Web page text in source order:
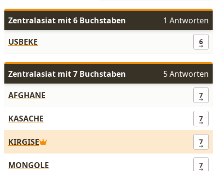
Zentralasiat mit 6 Buchstaben
1 Antworten
USBEKE
6
Zentralasiat mit 7 Buchstaben
5 Antworten
AFGHANE
7
KASACHE 7
KIRGISE 7
MONGOLE 7